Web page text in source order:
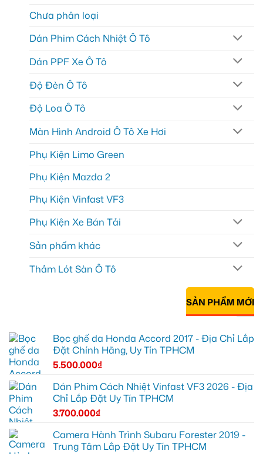
Chưa phân loại
Dán Phim Cách Nhiệt Ô Tô
Dán PPF Xe Ô Tô
Độ Đèn Ô Tô
Độ Loa Ô Tô
Màn Hình Android Ô Tô Xe Hơi
Phụ Kiện Limo Green
Phụ Kiện Mazda 2
Phụ Kiện Vinfast VF3
Phụ Kiện Xe Bán Tải
Sản phẩm khác
Thảm Lót Sàn Ô Tô
SẢN PHẨM MỚI
Bọc ghế da Honda Accord 2017 - Địa Chỉ Lắp
Đặt Chính Hãng, Uy Tín TPHCM
5.500.000₫
Dán Phim Cách Nhiệt Vinfast VF3 2026 - Địa
Chỉ Lắp Đặt Uy Tín TPHCM
3.700.000₫
Camera Hành Trình Subaru Forester 2019 -
Trung Tâm Lắp Đặt Uy Tín TPHCM